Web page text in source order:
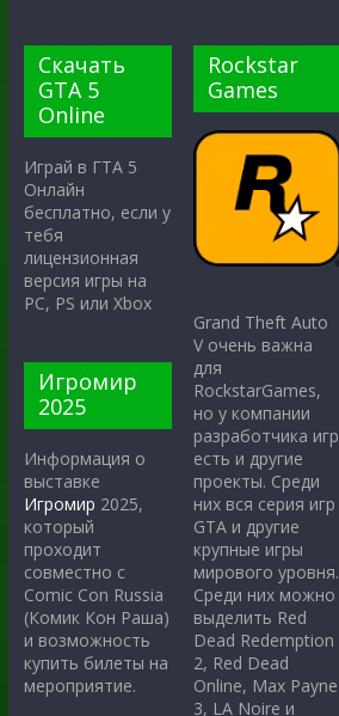
Скачать
GTA 5
Online
Играй в ГТА 5
Онлайн
бесплатно, если у
тебя
лицензионная
версия игры на
PC, PS или Xbox
Игромир
2025
Информация о
выставке
Игромир 2025,
который
проходит
совместно с
Comic Con Russia
(Комик Кон Раша)
и возможность
купить билеты на
мероприятие.
Rockstar
Games
Grand Theft Auto
V очень важна
для
RockstarGames,
но у компании
разработчика игр
есть и другие
проекты. Среди
них вся серия игр
GTA и другие
крупные игры
мирового уровня.
Среди них можно
выделить Red
Dead Redemption
2, Red Dead
Online, Max Payne
3, LA Noire и